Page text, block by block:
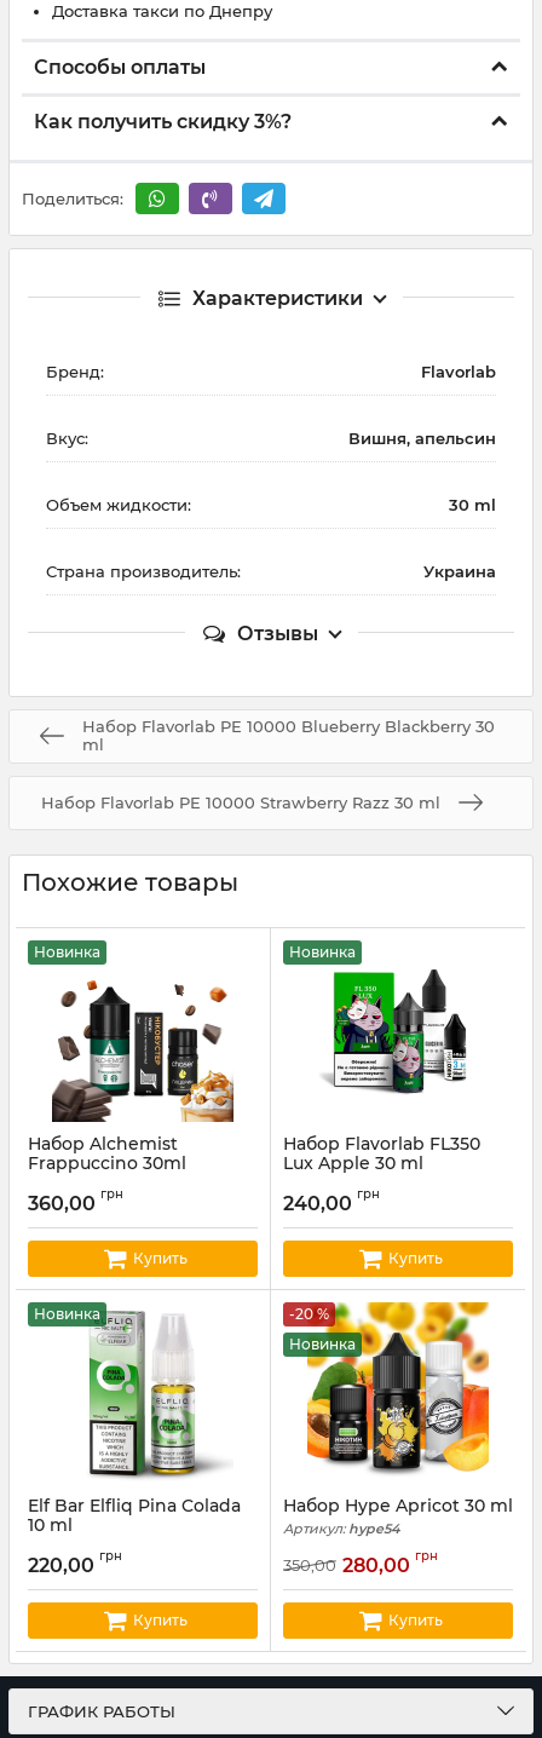
Доставка такси по Днепру
Способы оплаты
Как получить скидку 3%?
Поделиться:
Характеристики
Бренд: Flavorlab
Вкус: Вишня, апельсин
Объем жидкости: 30 ml
Страна производитель: Украина
Отзывы
Набор Flavorlab PE 10000 Blueberry Blackberry 30
ml
Набор Flavorlab PE 10000 Strawberry Razz 30 ml
Похожие товары
Новинка
Набор Alchemist
Frappuccino 30ml
360,00 грн
Купить
Новинка
Набор Flavorlab FL350
Lux Apple 30 ml
240,00 грн
Купить
Новинка
Elf Bar Elfliq Pina Colada
10 ml
220,00 грн
Купить
-20 %
Новинка
Набор Hype Apricot 30 ml
Артикул:hype54
350,00 280,00 грн
Купить
ГРАФИК РАБОТЫ